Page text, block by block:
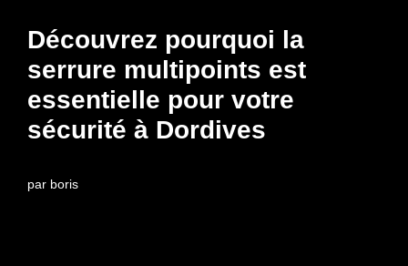
Découvrez pourquoi la
serrure multipoints est
essentielle pour votre
sécurité à Dordives
par boris